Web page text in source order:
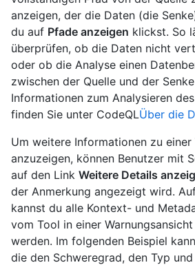
anzeigen, der die Daten (die
du auf Pfade anzeigen klickst. So
überprüfen, ob die Daten nicht
oder ob die Analyse einen
zwischen der Quelle und der
Informationen zum Analysieren
finden Sie unter CodeQLÜber die
Um weitere Informationen zu einer
anzuzeigen, können Benutzer mit
auf den Link Weitere Details
der Anmerkung angezeigt wird.
kannst du alle Kontext- und
vom Tool in einer
werden. Im folgenden Beispiel
die den Schweregrad, den Typ